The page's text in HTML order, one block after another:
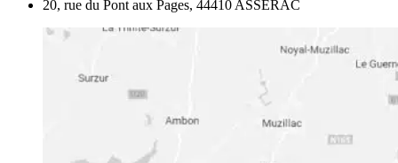
20, rue du Pont aux Pages, 44410 ASSERAC